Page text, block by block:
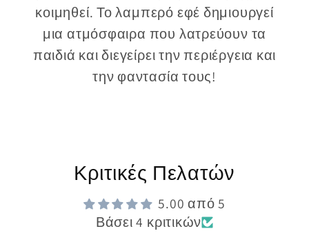
κοιμηθεί. Το λαμπερό εφέ δημιουργεί
μια ατμόσφαιρα που λατρεύουν τα
παιδιά και διεγείρει την περιέργεια και
την φαντασία τους!
Κριτικές Πελατών
5.00 από 5
Βάσει 4 κριτικών